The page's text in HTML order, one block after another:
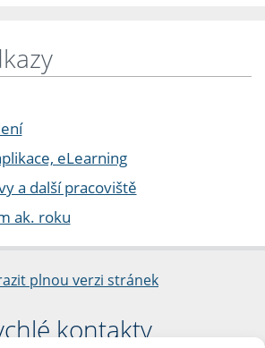
eLearning
a další pracoviště
ak. roku
plnou verzi stránek
kontakty